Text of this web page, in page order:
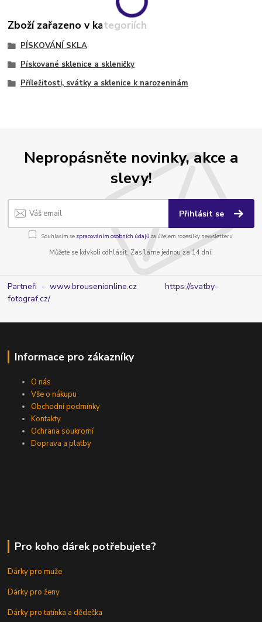
Zboží zařazeno v kategoriích
PÍSKOVÁNÍ SKLA
Pískované sklenice a skleničky
Příležitosti, svátky a sklenice k narozeninám
Nepropásněte novinky, akce a
slevy!
Přihlásit se
Souhlasím se zpracováním osobních údajůza účelem rozesílky newsletteru.
Můžete se kdykoli odhlásit. Zasíláme jednou za 14 dní.
Partneři - www.brousenionline.czhttps://svatby-
fotograf.cz/
Informace pro zákazníky
O nás
Vše o nákupu
Obchodní podmínky
Kontakty
Ochrana soukromí
Doprava a platby
Pro koho dárek potřebujete?
Dárky pro muže
Dárky pro ženy
Dárky pro tatínka a dědečka